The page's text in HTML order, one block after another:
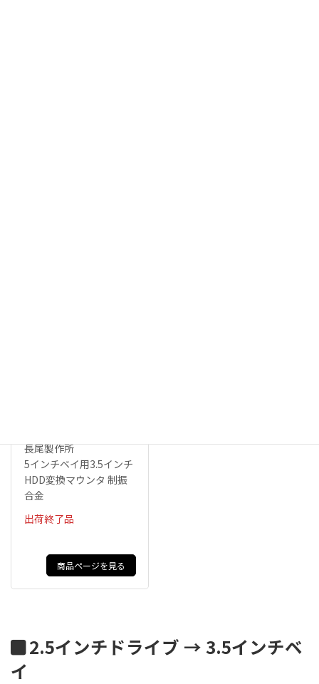
長尾製作所
5インチベイ用3.5インチ
HDD変換マウンタ 制振
合金
出荷終了品
商品ページを見る
2.5インチドライブ → 3.5インチベ
イ